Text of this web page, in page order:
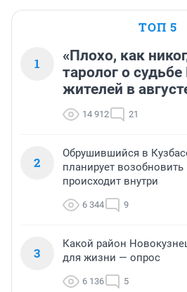
ТОП 5
1
«Плохо, как
таролог о судьбе
жителей в
14 912 21
2
Обрушившийся в
планирует возобновить
происходит внутри
6 344 9
3
Какой район
для жизни — опрос
6 136 5